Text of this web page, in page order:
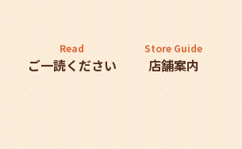
Read
ご一読ください
Store Guide
店舗案内